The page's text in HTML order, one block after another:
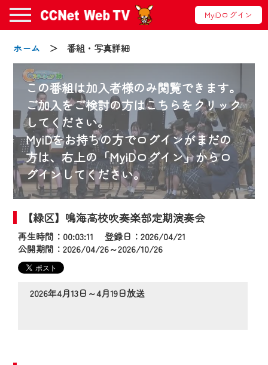
MyiDログイン
ホーム ＞ 番組・写真詳細
この番組は加入者様のみ閲覧できます。
ご加入をご検討の方はこちらをクリック
してください。
MyiDをお持ちの方でログインがまだの
方は、右上の「MyiDログイン」からロ
グインしてください。
【緑区】鳴海高校吹奏楽部定期演奏会
再生時間：00:03:11 登録日：2026/04/21
公開期間：2026/04/26～2026/10/26
2026年4月13日～4月19日放送
お知らせ
2024/09/02
動画配信サービス『CCNet Web TV』は2024
年9月24日からリニューアルします！
【変更点】
◆デザイン変更により、お住まいの地域
の動画コンテンツが一目瞭然。
◆当社アプリやＰＣブラウザから、いつ
でも・どこでも・外出先でも！